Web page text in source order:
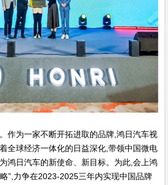
作为一家不断开拓进取的品牌,鸿日汽车视
全球经济一体化的日益深化,带领中国微电
鸿日汽车的新使命、新目标。为此,会上鸿
”,力争在2023-2025三年内实现中国品牌